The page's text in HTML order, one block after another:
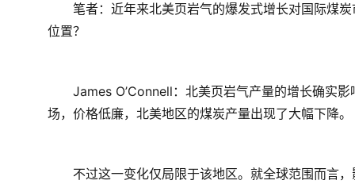
笔者：近年来北美页岩气的爆发式增长对国际煤炭
位置？
James O’Connell：北美页岩气产量的增长确实影
场，价格低廉，北美地区的煤炭产量出现了大幅下降。
不过这一变化仅局限于该地区。就全球范围而言，